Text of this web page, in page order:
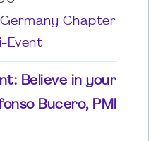
Germany Chapter
Event
Believe in your
Bucero, PMI